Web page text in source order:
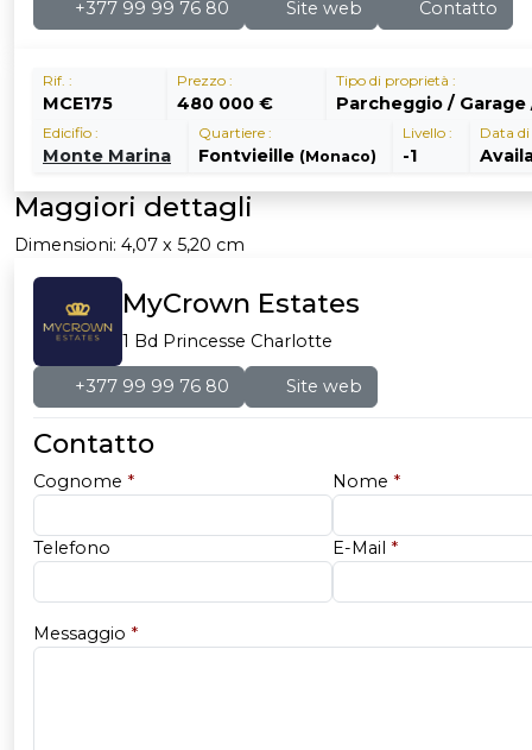
+377 99 99 76 80 Site web Contatto
Rif. :
MCE175
Prezzo :
480 000 €
Tipo di proprietà :
Parcheggio / Garage
Edicifio :
Monte Marina
Quartiere :
Fontvieille (Monaco)
Livello :
-1
Data
Maggiori dettagli
Dimensioni: 4,07 x 5,20 cm
MyCrown Estates
1 Bd Princesse Charlotte
+377 99 99 76 80 Site web
Contatto
Cognome * Nome *
Telefono E-Mail *
Messaggio *